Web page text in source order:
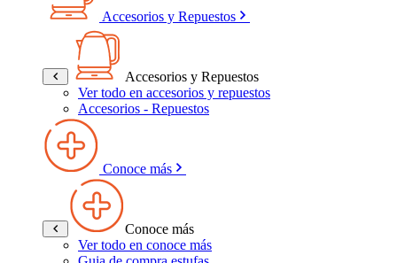
Accesorios y Repuestos
Accesorios y Repuestos
Ver todo en accesorios y repuestos
Accesorios - Repuestos
Conoce más
Conoce más
Ver todo en conoce más